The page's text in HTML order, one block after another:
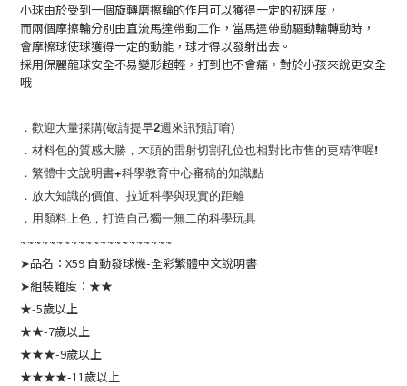
小球由於受到一個旋轉磨擦輪的作用可以獲得一定的初速度，
而兩個摩擦輪分別由直流馬達帶動工作，當馬達帶動驅動輪轉動時，
會摩擦球使球獲得一定的動能，球才得以發射出去。
採用保麗龍球安全不易變形超輕，打到也不會痛，對於小孩來說更安全
哦
．歡迎大量採購(敬請提早2週來訊預訂唷)
．材料包的質感大勝，木頭的雷射切割孔位也相對比市售的更精準喔!
．繁體中文說明書+科學教育中心審稿的知識點
．放大知識的價值、拉近科學與現實的距離
．用顏料上色，打造自己獨一無二的科學玩具
~~~~~~~~~~~~~~~~~~~~~
➤品名：X59 自動發球機-全彩繁體中文說明書
➤組裝難度：★★
★-5歲以上
★★-7歲以上
★★★-9歲以上
★★★★-11歲以上